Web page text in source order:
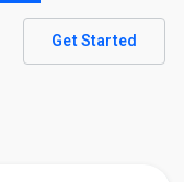
Get Started